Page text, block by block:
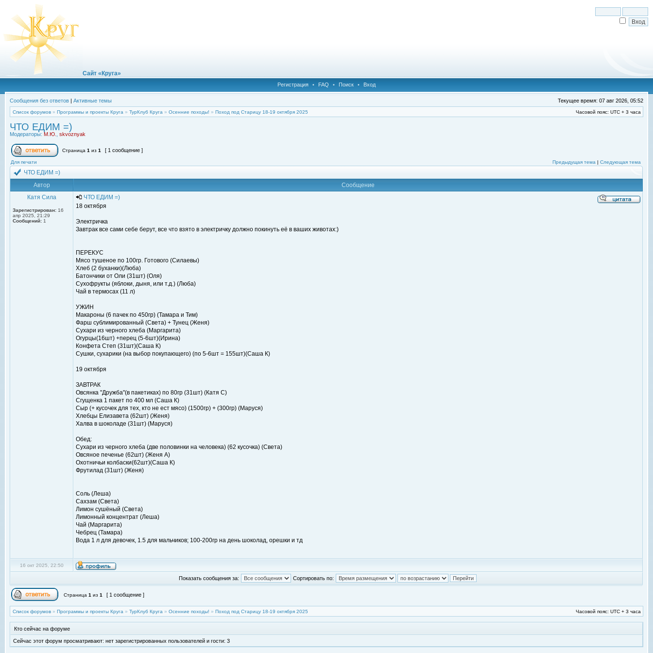
Сайт «Круга»
Регистрация • FAQ • Поиск • Вход
Сообщения без ответов | Активные темы Текущее время: 07 авг 2026, 05:52
Список форумов » Программы и проекты Круга » ТурКлуб Круга » Осенние походы! » Поход под Старицу 18-19 октября 2025 Часовой пояс: UTC + 3 часа
ЧТО ЕДИМ =)
Модераторы: М.Ю. skvoznyak
Страница 1 из 1 [ 1 сообщение ]
Для печати Предыдущая тема | Следующая тема
ЧТО ЕДИМ =)
Автор
Сообщение
Катя Сила
Зарегистрирован: 16
апр 2025, 21:29
Сообщений: 1
ЧТО ЕДИМ =)
18 октября
Электричка
Завтрак все сами себе берут, все что взято в электричку должно покинуть её в ваших животах:)
ПЕРЕКУС
Мясо тушеное по 100гр. Готового (Силаевы)
Хлеб (2 буханки)(Люба)
Батончики от Оли (31шт) (Оля)
Сухофрукты (яблоки, дыня, или т.д.) (Люба)
Чай в термосах (11 л)
УЖИН
Макароны (6 пачек по 450гр) (Тамара и Тим)
Фарш сублимированный (Света) + Тунец (Женя)
Сухари из черного хлеба (Маргарита)
Огурцы(16шт) +перец (5-6шт)(Ирина)
Конфета Степ (31шт)(Саша К)
Сушки, сухарики (на выбор покупающего) (по 5-6шт = 155шт)(Саша К)
19 октября
ЗАВТРАК
Овсянка "Дружба"(в пакетиках) по 80гр (31шт) (Катя С)
Сгущенка 1 пакет по 400 мл (Саша К)
Сыр (+ кусочек для тех, кто не ест мясо) (1500гр) + (300гр) (Маруся)
Хлебцы Елизавета (62шт) (Женя)
Халва в шоколаде (31шт) (Маруся)
Обед:
Сухари из черного хлеба (две половинки на человека) (62 кусочка) (Света)
Овсяное печенье (62шт) (Женя А)
Охотничьи колбаски(62шт)(Саша К)
Фрутилад (31шт) (Женя)
Соль (Леша)
Сахзам (Света)
Лимон сушёный (Света)
Лимонный концентрат (Леша)
Чай (Маргарита)
Чебрец (Тамара)
Вода 1 л для девочек, 1.5 для мальчиков; 100-200гр на день шоколад, орешки и тд
16 окт 2025, 22:50
Показать сообщения за: Сортировать по:
Страница 1 из 1 [ 1 сообщение ]
Список форумов » Программы и проекты Круга » ТурКлуб Круга » Осенние походы! » Поход под Старицу 18-19 октября 2025 Часовой пояс: UTC + 3 часа
Кто сейчас на форуме
Сейчас этот форум просматривают: нет зарегистрированных пользователей и гости: 3